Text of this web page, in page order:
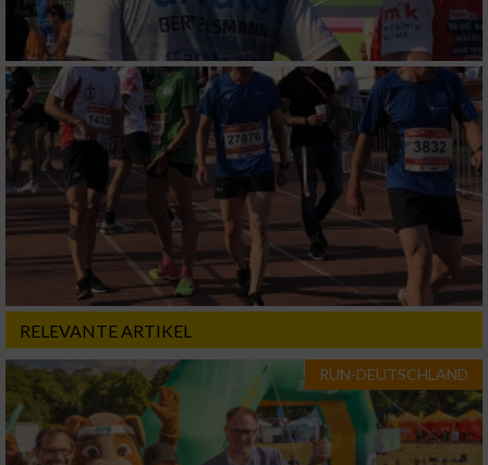
RELEVANTE ARTIKEL
RUN-DEUTSCHLAND
Verwendung von Profilen zur Auswahl
personalisierter Werbung
Erstellung von Profilen zur Personalisierung
von Inhalten
Verwendung von Profilen zur Auswahl
personalisierter Inhalte
Messung der Werbeleistung
Messung der Performance von Inhalten
Analyse von Zielgruppen durch Statistiken
oder Kombinationen von Daten aus
verschiedenen Quellen
Entwicklung und Verbesserung der Angebote